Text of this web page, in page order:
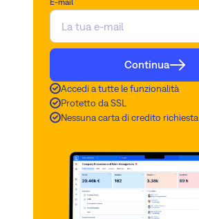
E-mail
Continua
Accedi a tutte le funzionalità
Protetto da SSL
Nessuna carta di credito richiesta